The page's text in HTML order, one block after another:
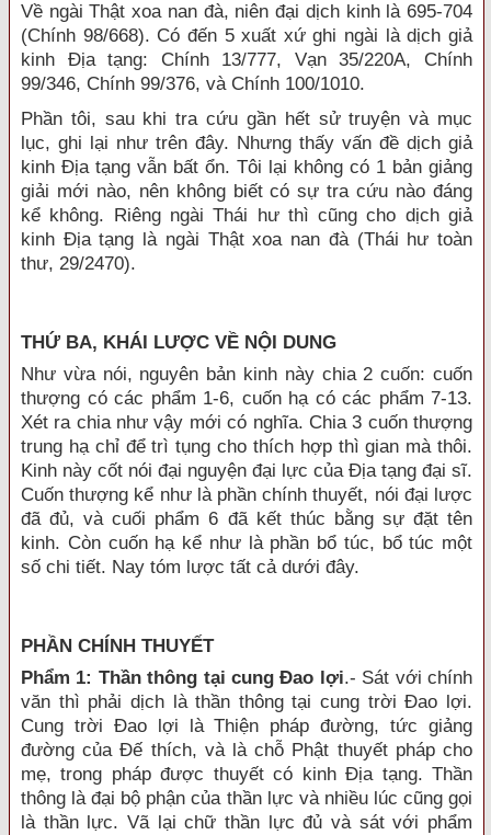
Về ngài Thật xoa nan đà, niên đại dịch kinh là 695-704
(Chính 98/668). Có đến 5 xuất xứ ghi ngài là dịch giả
kinh Địa tạng: Chính 13/777, Vạn 35/220A, Chính
99/346, Chính 99/376, và Chính 100/1010.
Phần tôi, sau khi tra cứu gần hết sử truyện và mục
lục, ghi lại như trên đây. Nhưng thấy vấn đề dịch giả
kinh Địa tạng vẫn bất ổn. Tôi lại không có 1 bản giảng
giải mới nào, nên không biết có sự tra cứu nào đáng
kể không. Riêng ngài Thái hư thì cũng cho dịch giả
kinh Địa tạng là ngài Thật xoa nan đà (Thái hư toàn
thư, 29/2470).
THỨ BA, KHÁI LƯỢC VỀ NỘI DUNG
Như vừa nói, nguyên bản kinh này chia 2 cuốn: cuốn
thượng có các phẩm 1-6, cuốn hạ có các phẩm 7-13.
Xét ra chia như vậy mới có nghĩa. Chia 3 cuốn thượng
trung hạ chỉ để trì tụng cho thích hợp thì gian mà thôi.
Kinh này cốt nói đại nguyện đại lực của Địa tạng đại sĩ.
Cuốn thượng kể như là phần chính thuyết, nói đại lược
đã đủ, và cuối phẩm 6 đã kết thúc bằng sự đặt tên
kinh. Còn cuốn hạ kể như là phần bổ túc, bổ túc một
số chi tiết. Nay tóm lược tất cả dưới đây.
PHẦN CHÍNH THUYẾT
Phẩm 1: Thần thông tại cung Đao lợi.- Sát với chính
văn thì phải dịch là thần thông tại cung trời Đao lợi.
Cung trời Đao lợi là Thiện pháp đường, tức giảng
đường của Đế thích, và là chỗ Phật thuyết pháp cho
mẹ, trong pháp được thuyết có kinh Địa tạng. Thần
thông là đại bộ phận của thần lực và nhiều lúc cũng gọi
là thần lực. Vã lại chữ thần lực đủ và sát với phẩm